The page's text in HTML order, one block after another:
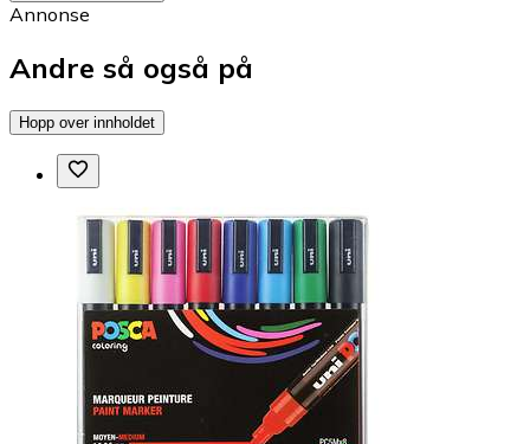
Annonse
Andre så også på
Hopp over innholdet